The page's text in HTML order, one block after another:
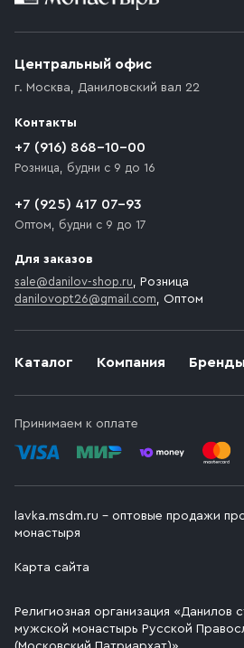
Каталог Компания Бренды
Принимаем к оплате
Центральный офис
г. Москва, Даниловский вал 22
Контакты
+7 (916) 868-10-00
Розница, будни с 9 до 16
+7 (925) 417 07-93
Оптом, будни с 9 до 17
Для заказов
sale@danilov-shop.ru, Розница
danilovopt26@gmail.com, Оптом
lavka.msdm.ru – оптовые продажи
монастыря
Карта сайта
Религиозная организация «Данилов
мужской монастырь Русской